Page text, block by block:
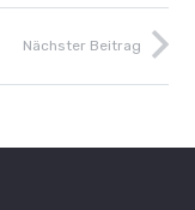
Nächster Beitrag